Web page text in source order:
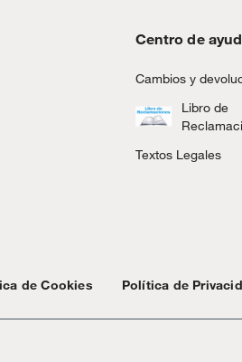
Centro de
Cambios y
Libro de
Textos Legales
de Cookies Política de